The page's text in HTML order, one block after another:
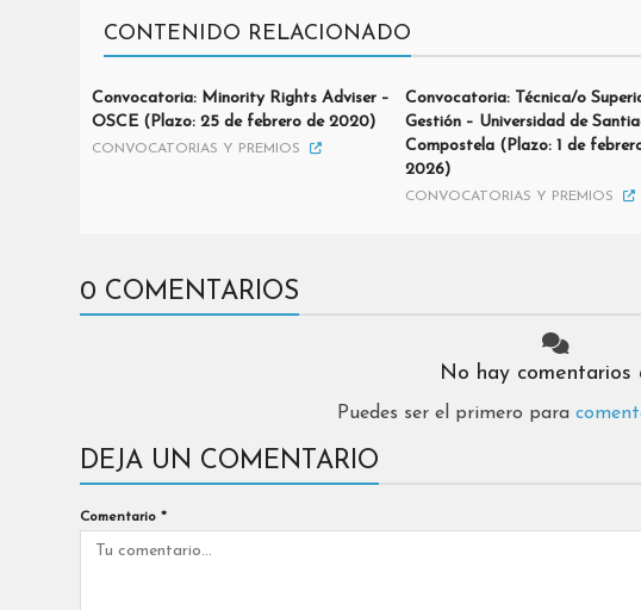
CONTENIDO RELACIONADO
Convocatoria: Minority Rights Adviser –
OSCE (Plazo: 25 de febrero de 2020)
CONVOCATORIAS Y PREMIOS
Convocatoria: Técnica/o
Gestión – Universidad de
Compostela (Plazo: 1 de
2026)
CONVOCATORIAS Y PREMIOS
0 COMENTARIOS
No hay comentarios
Puedes ser el primero para
DEJA UN COMENTARIO
Comentario *